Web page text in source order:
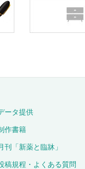
ータ提供
作書籍
刊「新薬と臨牀」
稿規程・よくある質問